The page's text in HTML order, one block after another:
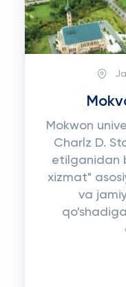
Mokwon
Charlz D.
etilganidan
xizmat"
va